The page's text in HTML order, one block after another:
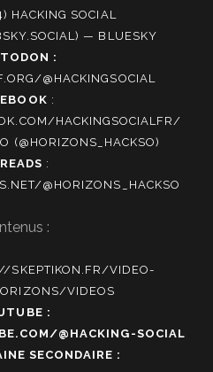
HACKING SOCIAL
— BLUESKY
:
@HACKINGSOCIAL
:
HACKINGSOCIALFR/
(@HORIZONS_HACKSO)
:
@HORIZONS_HACKSO
:
SKEPTIKON.FR/VIDEO-
VIDEOS
:
@HACKING-SOCIAL
SECONDAIRE :